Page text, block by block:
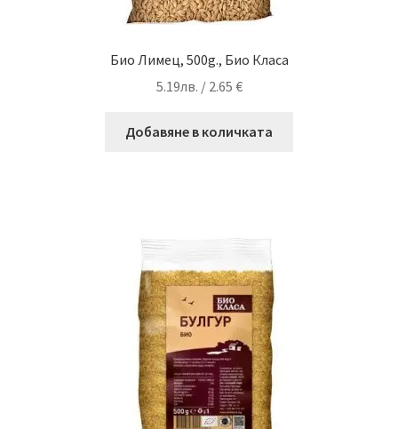
Био Лимец, 500g., Био Класа
5.19лв. / 2.65 €
Добавяне в количката